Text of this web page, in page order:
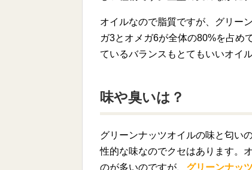
オイルなので脂質ですが、グリー
ガ3とオメガ6が全体の80%を占め
ているバランスもとてもいいオイル
味や臭いは？
グリーンナッツオイルの味と匂い
性的な味なのでクセはあります。
のが多いのですが、 グリーンナッ